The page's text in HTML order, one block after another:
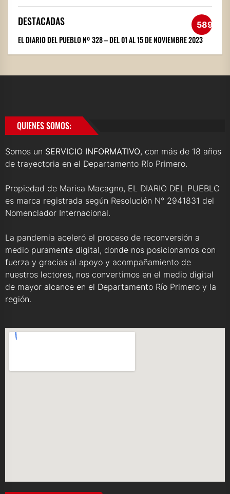
DESTACADAS 589
EL DIARIO DEL PUEBLO Nº 328 – DEL 01 AL 15 DE NOVIEMBRE 2023
QUIENES SOMOS:
Somos un SERVICIO INFORMATIVO, con más de 18 años
de trayectoria en el Departamento Río Primero.
Propiedad de Marisa Macagno, EL DIARIO DEL PUEBLO
es marca registrada según Resolución N° 2941831 del
Nomenclador Internacional.
La pandemia aceleró el proceso de reconversión a
medio puramente digital, donde nos posicionamos con
fuerza y gracias al apoyo y acompañamiento de
nuestros lectores, nos convertimos en el medio digital
de mayor alcance en el Departamento Río Primero y la
región.